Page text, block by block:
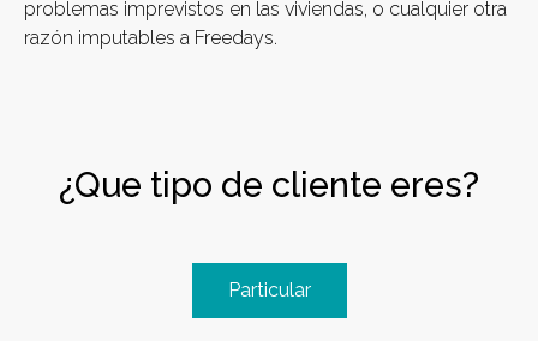
problemas imprevistos en las viviendas, o cualquier otra
razón imputables a Freedays.
¿Que tipo de cliente eres?
Particular